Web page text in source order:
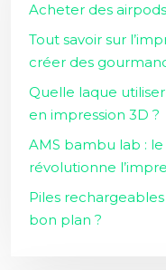
Acheter des
Tout savoir sur
créer des
Quelle laque
en impression 3D ?
AMS bambu lab :
révolutionne
Piles
bon plan ?